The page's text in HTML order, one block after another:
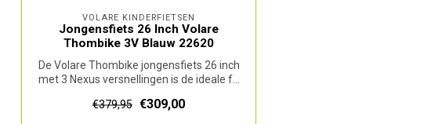
VOLARE KINDERFIETSEN
Jongensfiets 26 Inch Volare
Thombike 3V Blauw 22620
De Volare Thombike jongensfiets 26 inch
met 3 Nexus versnellingen is de ideale f...
€379,95 €309,00